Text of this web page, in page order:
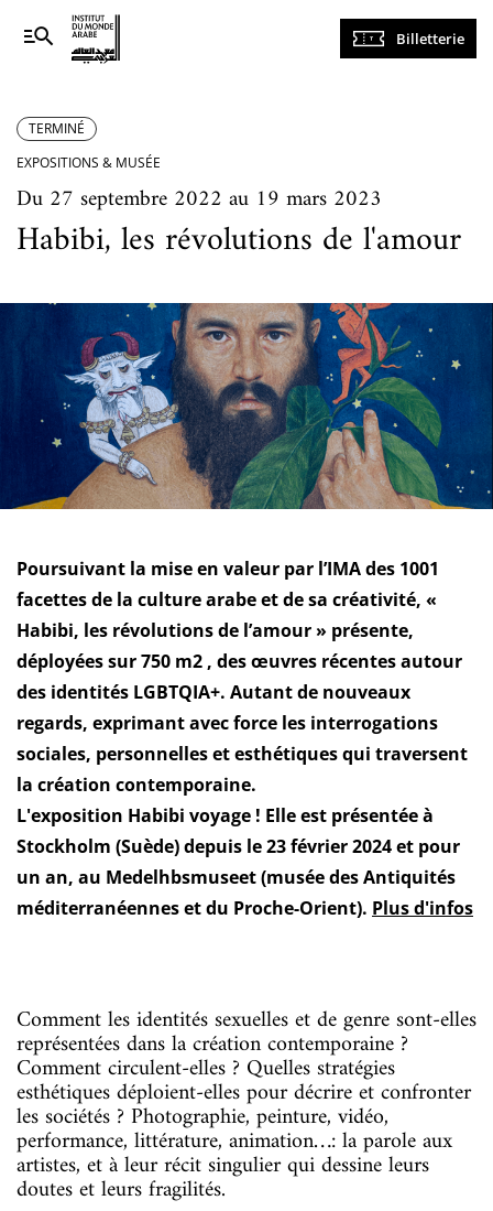
Navigation
principale
Billetterie
TERMINÉ
EXPOSITIONS & MUSÉE
Du 27 septembre 2022 au 19 mars 2023
Habibi, les révolutions de l'amour
Poursuivant la mise en valeur par l’IMA des 1001
facettes de la culture arabe et de sa créativité, «
Habibi, les révolutions de l’amour » présente,
déployées sur 750 m2 , des œuvres récentes autour
des identités LGBTQIA+. Autant de nouveaux
regards, exprimant avec force les interrogations
sociales, personnelles et esthétiques qui traversent
la création contemporaine.
L'exposition Habibi voyage ! Elle est présentée à
Stockholm (Suède) depuis le 23 février 2024 et pour
un an, au Medelhbsmuseet (musée des Antiquités
méditerranéennes et du Proche-Orient). Plus d'infos
Comment les identités sexuelles et de genre sont-elles
représentées dans la création contemporaine ?
Comment circulent-elles ? Quelles stratégies
esthétiques déploient-elles pour décrire et confronter
les sociétés ? Photographie, peinture, vidéo,
performance, littérature, animation…: la parole aux
artistes, et à leur récit singulier qui dessine leurs
doutes et leurs fragilités.